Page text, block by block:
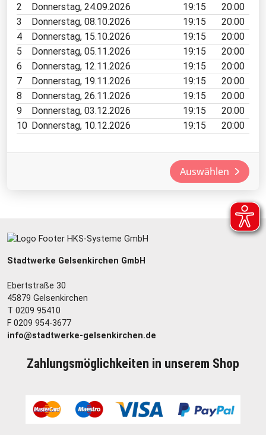
2
Donnerstag, 24.09.2026 19:15
20:00
3
Donnerstag, 08.10.2026 19:15
20:00
4
Donnerstag, 15.10.2026 19:15
20:00
5
Donnerstag, 05.11.2026 19:15
20:00
6
Donnerstag, 12.11.2026 19:15
20:00
7
Donnerstag, 19.11.2026 19:15
20:00
8
Donnerstag, 26.11.2026 19:15
20:00
9
Donnerstag, 03.12.2026 19:15
20:00
10 Donnerstag, 10.12.2026 19:15 20:00
Auswählen
Stadtwerke Gelsenkirchen GmbH
Ebertstraße 30
45879 Gelsenkirchen
T 0209 95410
F 0209 954-3677
info@stadtwerke-gelsenkirchen.de
Zahlungsmöglichkeiten in unserem Shop